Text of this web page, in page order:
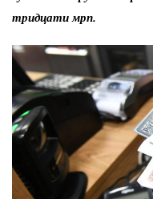
тридцати мрп.